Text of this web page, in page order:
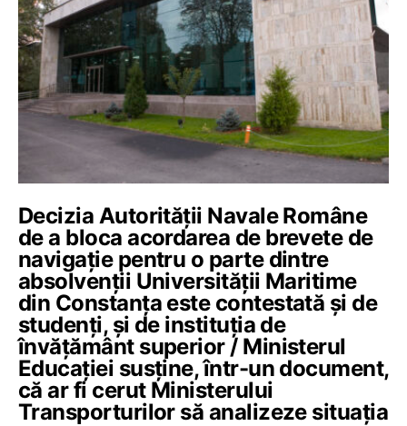
Decizia Autorității Navale Române
de a bloca acordarea de brevete de
navigație pentru o parte dintre
absolvenții Universității Maritime
din Constanța este contestată și de
studenți, și de instituția de
învățământ superior / Ministerul
Educației susține, într-un document,
că ar fi cerut Ministerului
Transporturilor să analizeze situația